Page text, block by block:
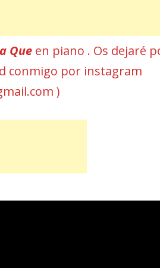
Que en piano . Os dejaré
conmigo por instagram
)